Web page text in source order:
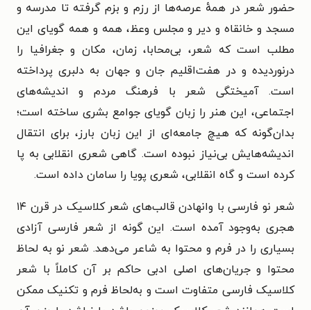
حضور شعر در همهٔ عرصه‌ها از رزم و بزم گرفته تا مدرسه و
مسجد و خانقاه و دیر و مجلس وعظ، همه و همه گویای این
مطلب است که شعر، بی‌محابا، زمان، مکان و جغرافیا را
درنوردیده و در هفت‌اقلیم جان و جهان به دلبری پرداخته
است. آمیختگی شعر با فرهنگ مردم و اندیشه‌های
اجتماعی، این هنر را زبان گویای جوامع بشری ساخته است؛
بدان‌گونه که هیچ جامعه‌ای از این زبان بارز، برای انتقال
اندیشه‌هایش بی‌نیاز نبوده است. گاهی شعری انقلابی به پا
کرده است و گاه انقلابی، شعری پویا را سامان داده است.
شعر نو فارسی با وانهادن قالب‌های شعر کلاسیک در قرن ۱۴
هجری به‌وجود آمده است. این گونه از شعر فارسی آزادی
بسیاری را در فرم و محتوا به شاعر می‌دهد. شعر نو به لحاظ
محتوا و جریان‌های اصلی ادبی حاکم بر آن کاملاً با شعر
کلاسیک فارسی متفاوت است و به‌لحاظ فرم و تکنیک ممکن